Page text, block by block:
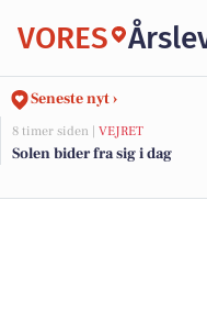
VORES
Seneste nyt ›
8 timer siden | VEJRET
Solen bider fra sig i dag